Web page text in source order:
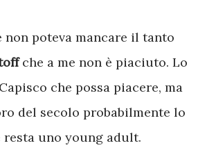
poteva mancare il tanto
che a me non è piaciuto. Lo
che possa piacere, ma
del secolo probabilmente lo
resta uno young adult.